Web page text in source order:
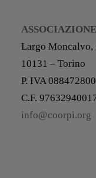
Largo Moncalvo,
10131 – Torino
P. IVA
C.F.
info@coorpi.org